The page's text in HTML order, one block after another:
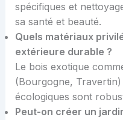
spécifiques et
sa santé et beauté.
Quels matériaux
extérieure durable ?
Le bois exotique
(Bourgogne,
écologiques sont
Peut-on créer un